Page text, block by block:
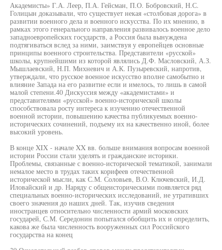
Академисты» Г.А. Леер, П.А. Гейсман, П.О. Бобровский, Н.С.
Голицын доказывали, что существует некая «столбовая дорога» в
развитии военного дела и военного искусства. По их мнению, в
рамках этого генерального направления развивалось военное дело
западноевропейских государств, а Россия была вынуждена
подтягиваться вслед за ними, заимствуя у европейцев основные
принципы военного строительства. Представители «русской»
школы, крупнейшими из которой являлись Д.Ф. Масловский, А.З.
Мышлаевский, Н.П. Михневич и А.К. Пузыревский, напротив,
утверждали, что русское военное искусство вполне самобытно и
влияние Запада на его развитие если и имелось, то лишь в самой
малой степени.40 Дискуссия между «академистами» и
представителями «русской» военно-исторической школы
способствовала росту интереса к изучению отечественной
военной истории, повышению качества публикуемых военно-
исторических сочинений, подъему их на качественно иной, более
высокий уровень.
В конце XIX - начале XX вв. больше внимания вопросам военной
истории России стали уделять и гражданские историки.
Проблемы, связанные с военно-исторической тематикой, занимали
немалое место в трудах таких корифеев отечественной
исторической мысли, как С.М. Соловьев, В.О. Ключевский, И.Д.
Иловайский и др. Наряду с общеисторическими появляется ряд
специальных военно-исторических исследований, не утративших
своего значения до наших дней. Так, изучив сведения
иностранцев относительно численности армий московских
государей, С.М. Середонин попытался обобщить их и определить,
какова же была численность вооруженных сил Российского
государства на конец